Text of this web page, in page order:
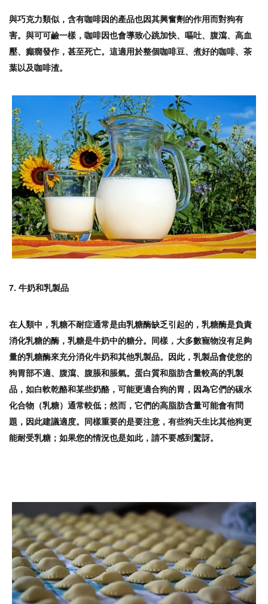
與巧克力類似，含有咖啡因的產品也因其興奮劑的作用而對狗有
害。與可可鹼一樣，咖啡因也會導致心跳加快、嘔吐、腹瀉、高血
壓、癲癇發作，甚至死亡。這適用於整個咖啡豆、煮好的咖啡、茶
葉以及咖啡渣。
7. 牛奶和乳製品
在人類中，乳糖不耐症通常是由乳糖酶缺乏引起的，乳糖酶是負責
消化乳糖的酶，乳糖是牛奶中的糖分。同樣，大多數寵物沒有足夠
量的乳糖酶來充分消化牛奶和其他乳製品。因此，乳製品會使您的
狗胃部不適、腹瀉、腹脹和脹氣。蛋白質和脂肪含量較高的乳製
品，如白軟乾酪和某些奶酪，可能更適合狗的胃，因為它們的碳水
化合物（乳糖）通常較低；然而，它們的高脂肪含量可能會有問
題，因此建議適度。同樣重要的是要注意，有些狗天生比其他狗更
能耐受乳糖；如果您的情況也是如此，請不要感到驚訝。